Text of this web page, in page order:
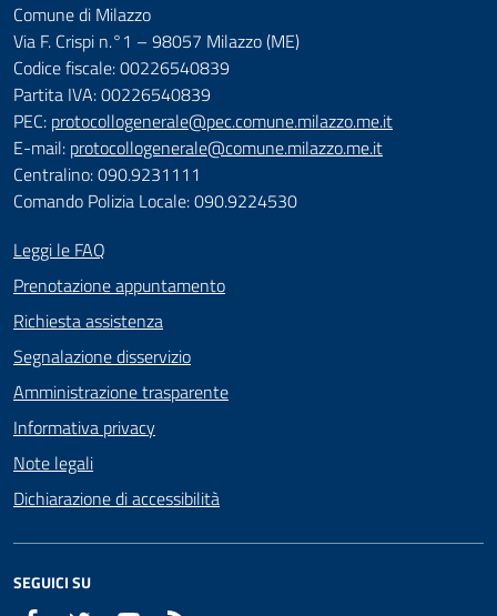
Comune di Milazzo
Via F. Crispi n.°1 – 98057 Milazzo (ME)
Codice fiscale: 00226540839
Partita IVA: 00226540839
PEC: protocollogenerale@pec.comune.milazzo.me.it
E-mail: protocollogenerale@comune.milazzo.me.it
Centralino: 090.9231111
Comando Polizia Locale: 090.9224530
Leggi le FAQ
Prenotazione appuntamento
Richiesta assistenza
Segnalazione disservizio
Amministrazione trasparente
Informativa privacy
Note legali
Dichiarazione di accessibilità
SEGUICI SU